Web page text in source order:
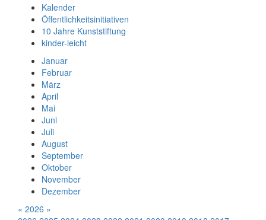
Kalender
Öffentlichkeitsinitiativen
10 Jahre Kunststiftung
kinder-leicht
Januar
Februar
März
April
Mai
Juni
Juli
August
September
Oktober
November
Dezember
« 2026 »